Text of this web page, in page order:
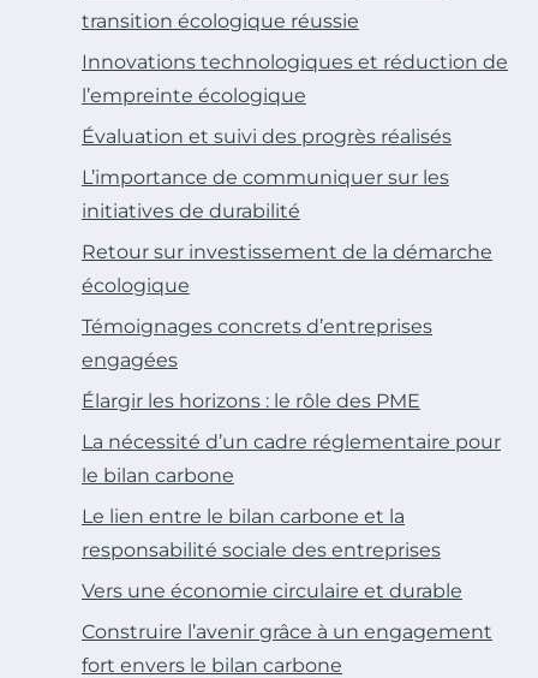
transition écologique réussie
Innovations technologiques et réduction de
l’empreinte écologique
Évaluation et suivi des progrès réalisés
L’importance de communiquer sur les
initiatives de durabilité
Retour sur investissement de la démarche
écologique
Témoignages concrets d’entreprises
engagées
Élargir les horizons : le rôle des PME
La nécessité d’un cadre réglementaire pour
le bilan carbone
Le lien entre le bilan carbone et la
responsabilité sociale des entreprises
Vers une économie circulaire et durable
Construire l’avenir grâce à un engagement
fort envers le bilan carbone